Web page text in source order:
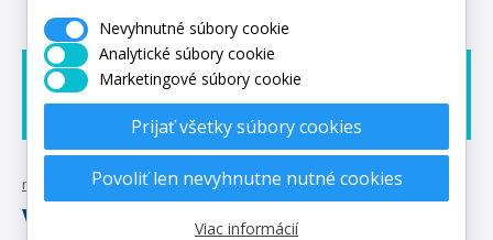
Doprava zadarmo
Dárek zadarmo
Expedicia do 5 dní
mpo-matrace.sk • posteľné textílie•výplne a náplne do vankúšov
VÝPLNE A NÁPLNE DO VANKÚŠOV
Nevyhnutné súbory cookie
Analytické súbory cookie
Marketingové súbory cookie
Prijať všetky súbory cookies
Povoliť len nevyhnutne nutné cookies
Viac informácií